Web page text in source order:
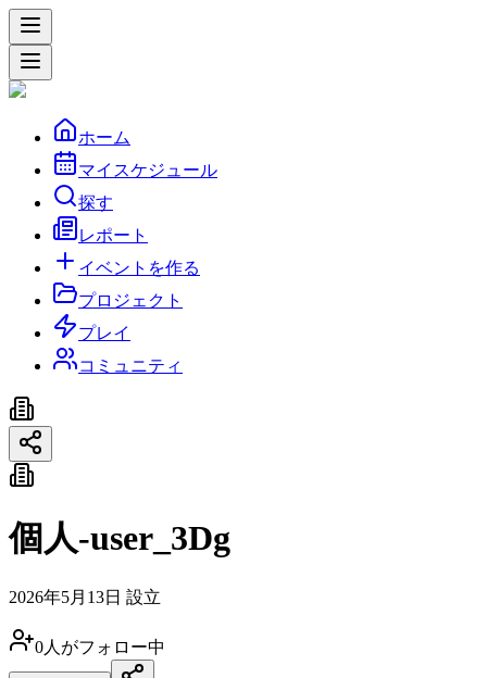
ホーム
マイスケジュール
探す
レポート
イベントを作る
プロジェクト
プレイ
コミュニティ
個人-user_3Dg
2026年5月13日 設立
0人がフォロー中